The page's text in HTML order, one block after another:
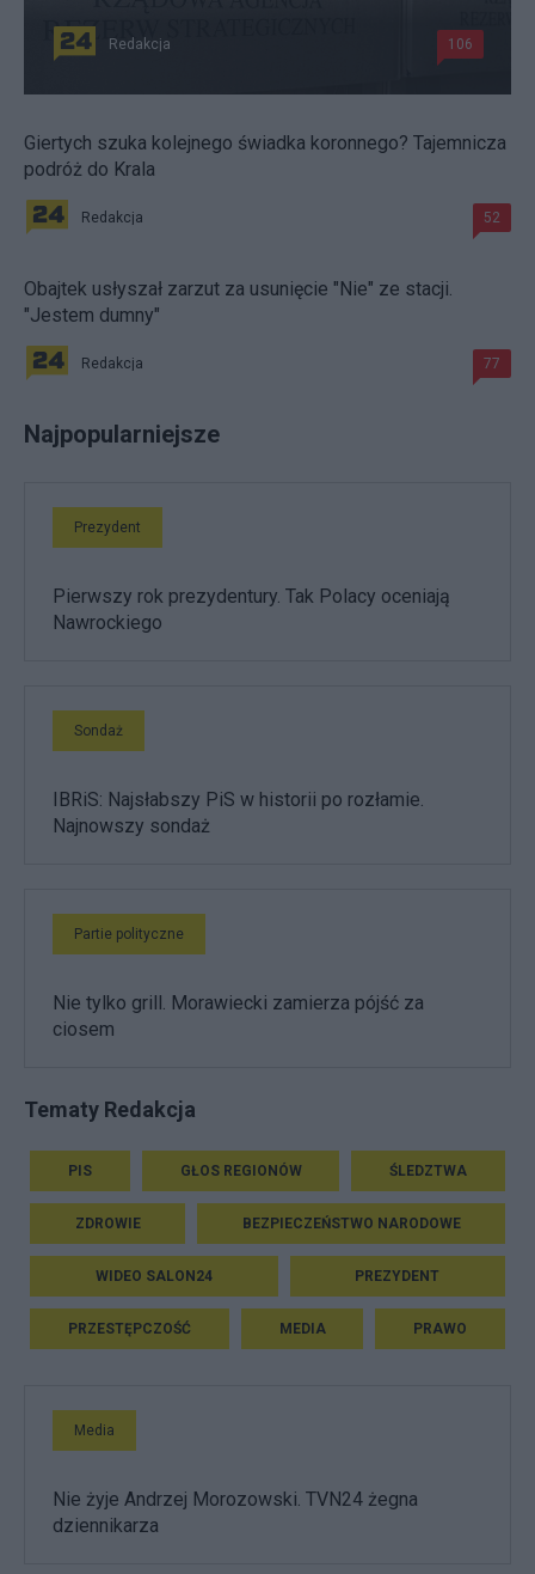
Redakcja 106
Giertych szuka kolejnego świadka koronnego? Tajemnicza
podróż do Krala
Redakcja 52
Obajtek usłyszał zarzut za usunięcie "Nie" ze stacji.
"Jestem dumny"
Redakcja 77
Najpopularniejsze
Prezydent
Pierwszy rok prezydentury. Tak Polacy oceniają
Nawrockiego
Sondaż
IBRiS: Najsłabszy PiS w historii po rozłamie.
Najnowszy sondaż
Partie polityczne
Nie tylko grill. Morawiecki zamierza pójść za
ciosem
Tematy Redakcja
PIS GŁOS REGIONÓW ŚLEDZTWA
ZDROWIE BEZPIECZEŃSTWO NARODOWE
WIDEO SALON24 PREZYDENT
PRZESTĘPCZOŚĆ MEDIA PRAWO
Media
Nie żyje Andrzej Morozowski. TVN24 żegna
dziennikarza